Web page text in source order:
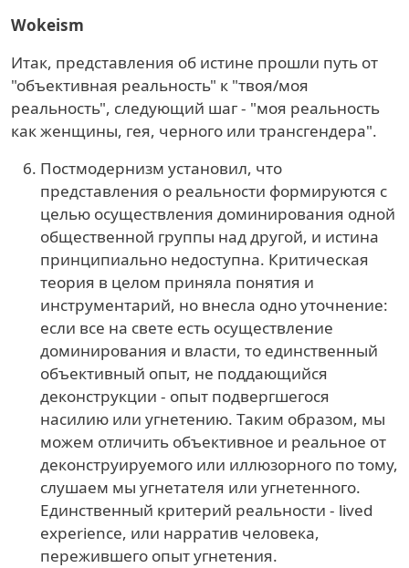
Wokeism
Итак, представления об истине прошли путь от
"объективная реальность" к "твоя/моя
реальность", следующий шаг - "моя реальность
как женщины, гея, черного или трансгендера".
Постмодернизм установил, что
представления о реальности формируются с
целью осуществления доминирования одной
общественной группы над другой, и истина
принципиально недоступна. Критическая
теория в целом приняла понятия и
инструментарий, но внесла одно уточнение:
если все на свете есть осуществление
доминирования и власти, то единственный
объективный опыт, не поддающийся
деконструкции - опыт подвергшегося
насилию или угнетению. Таким образом, мы
можем отличить объективное и реальное от
деконструируемого или иллюзорного по тому,
слушаем мы угнетателя или угнетенного.
Единственный критерий реальности - lived
experience, или нарратив человека,
пережившего опыт угнетения.